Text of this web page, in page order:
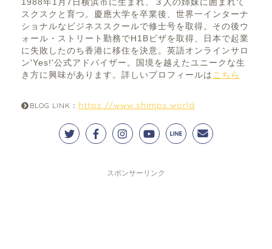
1988年1月7日横浜市に生まれ、３人の姉妹に囲まれて
スクスクと育つ。慶應大学を卒業後、世界一インターナ
ショナルなビジネススクールで修士号を取得。その後ウ
ォール・ストリート勤務でH1Bビザを取得、日本で起業
に失敗したのち香港に移住を決意。英語オンラインサロ
ン'Yes!'公式アドバイザー。国境を越えたユニークな生
き方に興味があります。詳しいプロフィールは こちら
BLOG LINK： https://www.shimps.world
スポンサーリンク